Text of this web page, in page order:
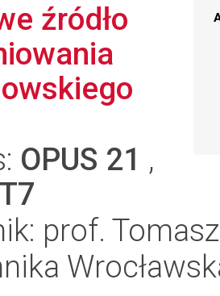
źródło
OPUS 21 ,
prof.